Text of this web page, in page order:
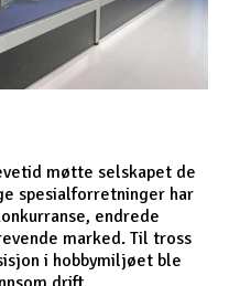
møtte selskapet de
spesialforretninger har
endrede
marked. Til tross
i hobbymiljøet ble